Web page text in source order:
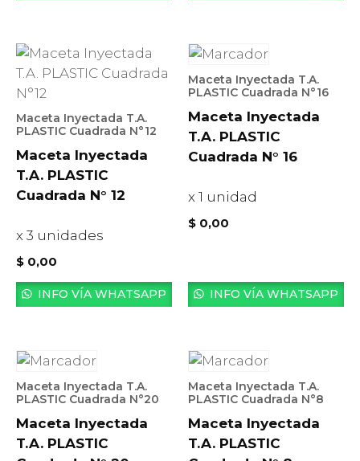
Maceta Inyectada T.A.
PLASTIC Cuadrada N°12
Maceta Inyectada
T.A. PLASTIC
Cuadrada N° 12
x 3 unidades
$ 0,00
INFO VÍA WHATSAPP
Maceta Inyectada T.A.
PLASTIC Cuadrada N°16
Maceta Inyectada
T.A. PLASTIC
Cuadrada N° 16
x 1 unidad
$ 0,00
INFO VÍA WHATSAPP
Maceta Inyectada T.A.
PLASTIC Cuadrada N°20
Maceta Inyectada
T.A. PLASTIC
Maceta Inyectada T.A.
PLASTIC Cuadrada N°8
Maceta Inyectada
T.A. PLASTIC